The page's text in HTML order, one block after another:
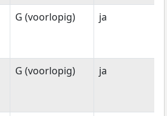
G (voorlopig) ja
G (voorlopig) ja